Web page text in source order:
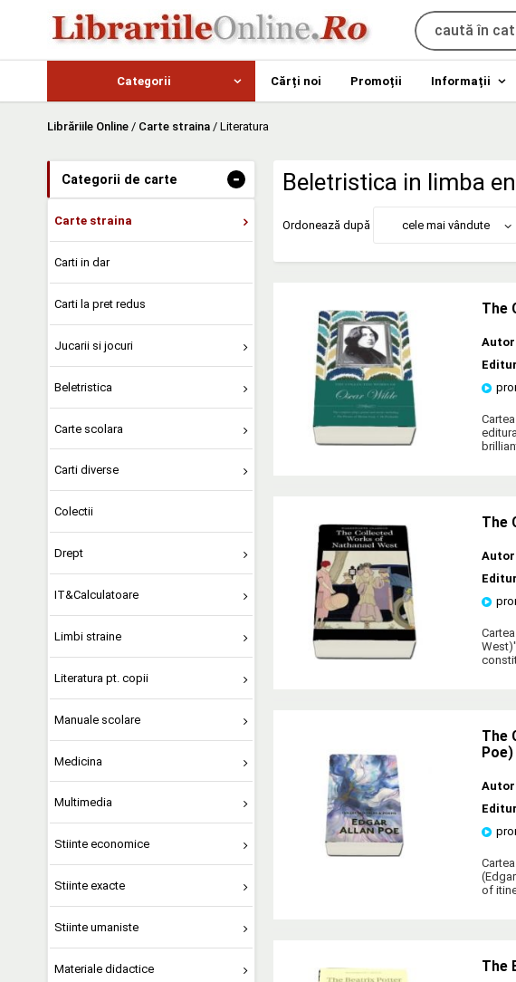
Categorii Cărți noi Promoții Informații
Librăriile Online / Carte straina / Literatura
Categorii de carte -
Carte straina
Carti in dar
Carti la pret redus
Jucarii si jocuri
Beletristica
Carte scolara
Carti diverse
Colectii
Drept
IT&Calculatoare
Limbi straine
Literatura pt. copii
Manuale scolare
Medicina
Multimedia
Stiinte economice
Stiinte exacte
Stiinte umaniste
Materiale didactice
Beletristica in limba
Ordonează după cele mai vândute
The
The
The
Poe)
of
The